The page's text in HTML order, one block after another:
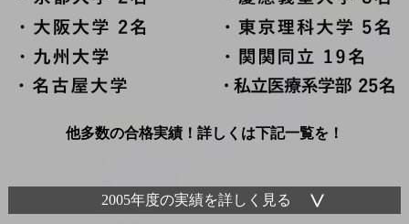
他多数の合格実績！詳しくは下記一覧を！
2005年度の実績を詳しく見る